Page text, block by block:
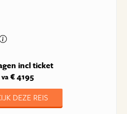
incl ticket
va € 4195
DEZE REIS